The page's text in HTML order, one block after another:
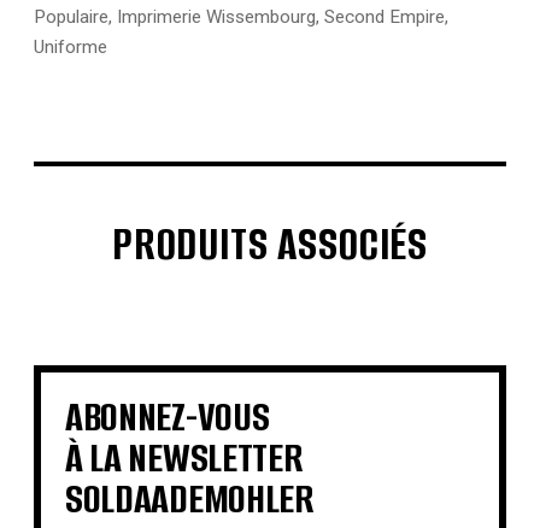
Populaire, Imprimerie Wissembourg, Second Empire,
Uniforme
PRODUITS ASSOCIÉS
€ €
€
€ €
€ €
ABONNEZ-VOUS
À LA NEWSLETTER
SOLDAADEMOHLER